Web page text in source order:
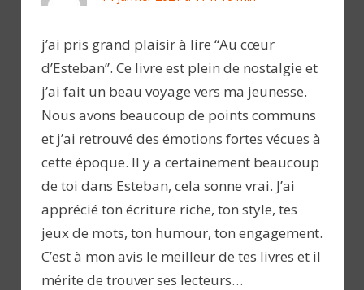
j’ai pris grand plaisir à lire “Au cœur
d’Esteban”. Ce livre est plein de nostalgie et
j’ai fait un beau voyage vers ma jeunesse.
Nous avons beaucoup de points communs
et j’ai retrouvé des émotions fortes vécues à
cette époque. Il y a certainement beaucoup
de toi dans Esteban, cela sonne vrai. J’ai
apprécié ton écriture riche, ton style, tes
jeux de mots, ton humour, ton engagement.
C’est à mon avis le meilleur de tes livres et il
mérite de trouver ses lecteurs…